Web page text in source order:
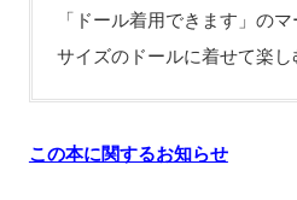
「ドール着用できます」の
サイズのドールに着せて楽し
この本に関するお知らせ